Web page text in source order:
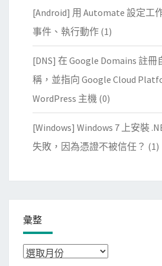
[Android] 用 Automate 設定工
事件、執行動作 (1)
[DNS] 在 Google Domains 註
稱，並指向 Google Cloud
WordPress 主機 (0)
[Windows] Windows 7 上安裝
失敗，因為憑證不被信任？ (1)
彙整
彙